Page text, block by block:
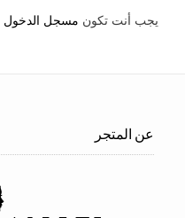
يجب أنت تكون مسجل الدخول
عن المتجر